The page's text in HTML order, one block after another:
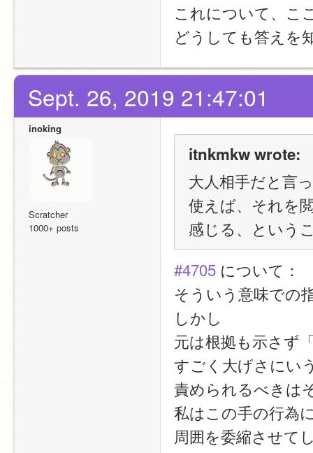
これについて、こ
どうしても答えを
Sept. 26, 2019 21:47:01
inoking
Scratcher
1000+ posts
itnkmkw wrote:
大人相手だと言
使えば、それを
感じる、という
#4705 について：
そういう意味での
しかし
元は根拠も示さず
すごく大げさにい
責められるべきは
私はこの手の行為
周囲を委縮させて